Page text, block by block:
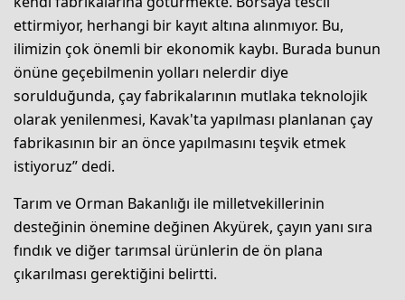
ettirmiyor, herhangi bir kayıt altına alınmıyor. Bu,
ilimizin çok önemli bir ekonomik kaybı. Burada bunun
önüne geçebilmenin yolları nelerdir diye
sorulduğunda, çay fabrikalarının mutlaka teknolojik
olarak yenilenmesi, Kavak'ta yapılması planlanan çay
fabrikasının bir an önce yapılmasını teşvik etmek
istiyoruz” dedi.
Tarım ve Orman Bakanlığı ile milletvekillerinin
desteğinin önemine değinen Akyürek, çayın yanı sıra
fındık ve diğer tarımsal ürünlerin de ön plana
çıkarılması gerektiğini belirtti.